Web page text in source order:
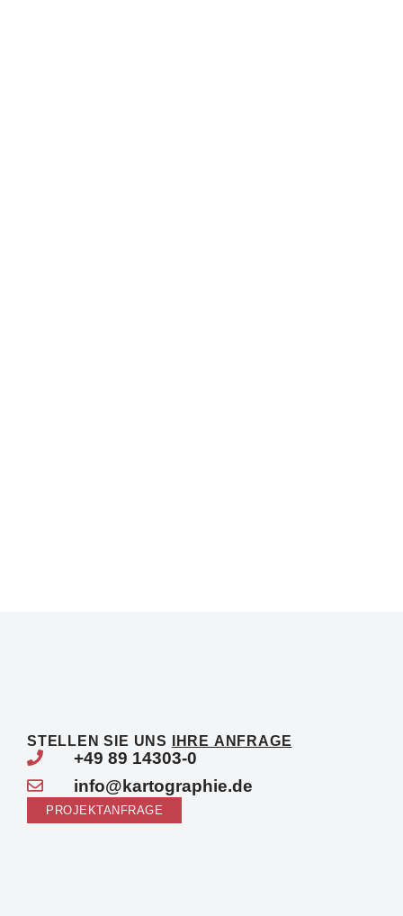
STELLEN SIE UNS IHRE ANFRAGE
+49 89 14303-0
info@kartographie.de
PROJEKTANFRAGE